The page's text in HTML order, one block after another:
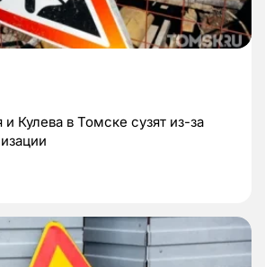
Кулева в Томске сузят из-за